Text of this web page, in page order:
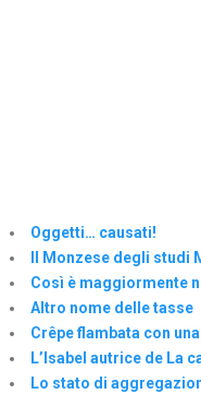
Oggetti… causati!
Il Monzese degli studi
Così è maggiormente
Altro nome delle tasse
Crêpe flambata con
L’Isabel autrice de La
Lo stato di